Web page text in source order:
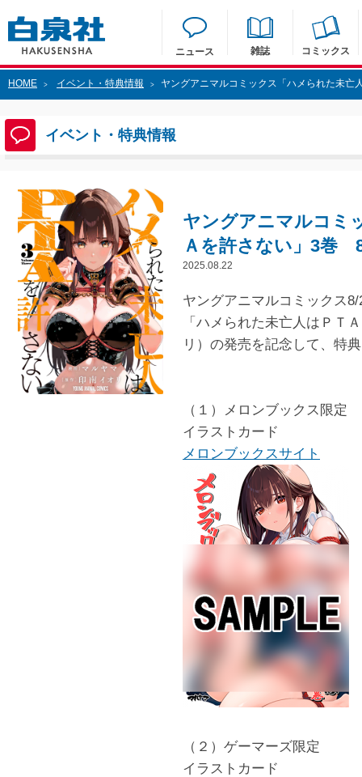
ニュース 雑誌 コミックス
HOME > イベント・特典情報 > ヤングアニマルコミックス「ハメられた未
イベント・特典情報
ヤングアニマルコミ
Ａを許さない」3巻
2025.08.22
ヤングアニマルコミックス8/
「 ハメられた未亡人はＰＴ
リ）の発売を記念して、特
（１）メロンブックス限定
イラストカード
メロンブックスサイト
（２）ゲーマーズ限定
イラストカード